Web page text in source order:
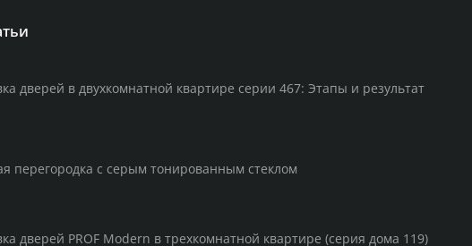
дверей в двухкомнатной квартире серии 467: Этапы и результат
перегородка с серым тонированным стеклом
дверей PROF Modern в трехкомнатной квартире (серия дома 119)